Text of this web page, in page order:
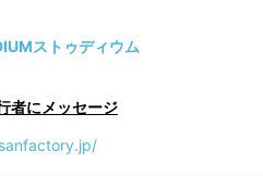
ストゥディウム
者にメッセージ